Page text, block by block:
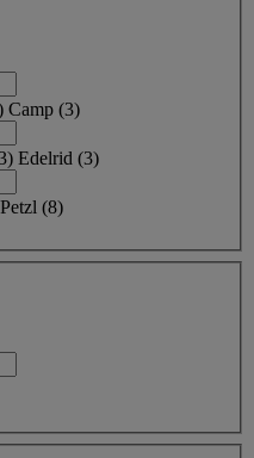
Camp (3)
) Edelrid (3)
Petzl (8)